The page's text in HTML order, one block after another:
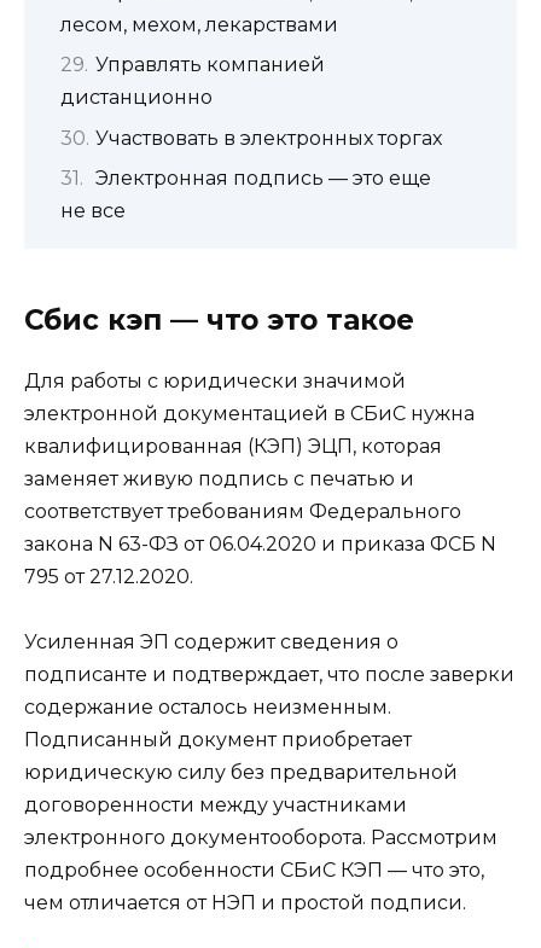
лесом, мехом, лекарствами
Управлять компанией
дистанционно
Участвовать в электронных торгах
Электронная подпись — это еще
не все
Сбис кэп — что это такое
Для работы с юридически значимой
электронной документацией в СБиС нужна
квалифицированная (КЭП) ЭЦП, которая
заменяет живую подпись с печатью и
соответствует требованиям Федерального
закона N 63-ФЗ от 06.04.2020 и приказа ФСБ N
795 от 27.12.2020.
Усиленная ЭП содержит сведения о
подписанте и подтверждает, что после заверки
содержание осталось неизменным.
Подписанный документ приобретает
юридическую силу без предварительной
договоренности между участниками
электронного документооборота. Рассмотрим
подробнее особенности СБиС КЭП — что это,
чем отличается от НЭП и простой подписи.